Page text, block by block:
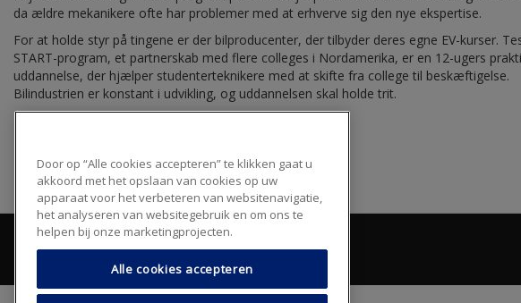
da ældre mekanikere ofte har problemer med at erhverve sig den nye ekspertise.
For at holde styr på tingene er der bilproducenter, der tilbyder deres egne EV-kurser.
START-program, et partnerskab med flere colleges i Nordamerika, er en 12-ugers
uddannelse, der hjælper studenterteknikere med at skifte fra college til beskæftigelse.
Bilindustrien er konstant i udvikling, og uddannelsen skal holde trit.
Door op “Alle cookies accepteren” te klikken gaat u
akkoord met het opslaan van cookies op uw
apparaat voor het verbeteren van websitenavigatie,
het analyseren van websitegebruik en om ons te
helpen bij onze marketingprojecten.
Alle cookies accepteren